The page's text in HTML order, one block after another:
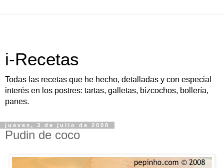
i-Recetas
Todas las recetas que he hecho, detalladas y con especial
interés en los postres: tartas, galletas, bizcochos, bollería,
panes.
jueves, 3 de julio de 2008
Pudin de coco